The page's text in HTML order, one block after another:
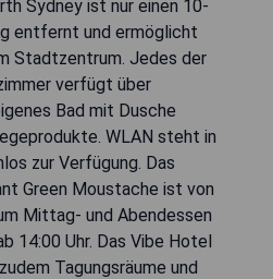
Sydney ist nur einen 10-
entfernt und ermöglicht
Stadtzentrum. Jedes der
verfügt über
Bad mit Dusche
WLAN steht in
zur Verfügung. Das
Green Moustache ist von
Mittag- und Abendessen
14:00 Uhr. Das Vibe Hotel
Tagungsräume und